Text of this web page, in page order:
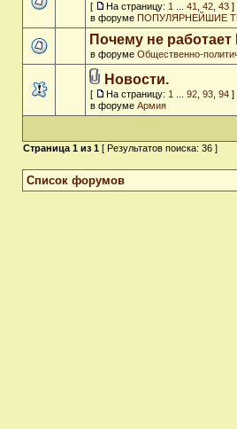
[ На страницу: 1 41 42 43 ]
в форуме ПОПУЛЯРНЕЙШИЕ
Почему не работает
в форуме Общественно-
Новости.
[ На страницу: 1 92 93 94 ]
в форуме Армия
Страница 1 из 1 [ Результатов поиска: 36 ]
Список форумов